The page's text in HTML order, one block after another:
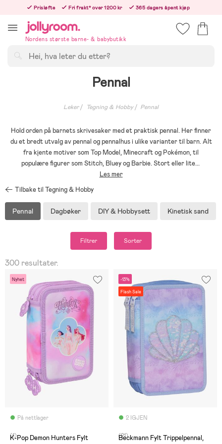
innehållet
Prisløfte Fri frakt* over 1200 kr
365 dagers åpent kjøp
Nordens største barne- & babybutikk
Pennal
Leker Tegning & Hobby Pennal
Hold orden på barnets skrivesaker med et praktisk pennal. Her finner
du et bredt utvalg av pennal og pennalhus i ulike varianter til barn. Alt
fra kjente motiver som Top Model, Minecraft og Pokémon, til
populære figurer som Stitch, Bluey og Barbie. Stort eller lite...
Les mer
Tilbake til Tegning & Hobby
Pennal Dagbøker DIY & Hobbysett Kinetisk sand
Filtrer Sorter
300 resultater.
Nyhet
På nettlager
(1)
K-Pop Demon Hunters Fylt
-13%
Flash Sale
2 IGJEN
(21)
Beckmann Fylt Trippelpennal,